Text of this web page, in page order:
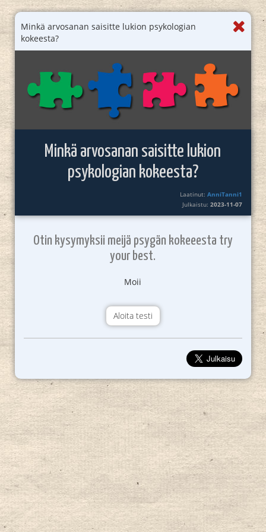
Minkä arvosanan saisitte lukion psykologian
kokeesta?
Minkä arvosanan saisitte lukion
psykologian kokeesta?
Laatinut:AnniTanni1
Julkaistu:2023-11-07
Otin kysymyksii meijä psygän kokeeesta try
your best.
Moii
Aloita testi